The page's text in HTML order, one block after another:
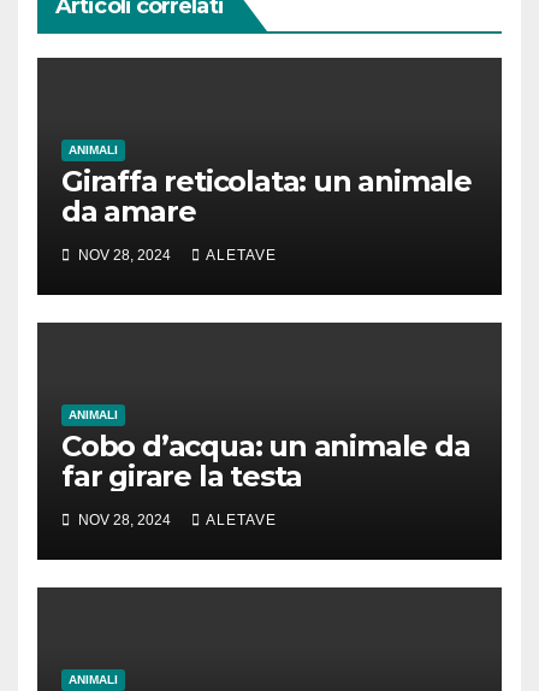
Articoli correlati
ANIMALI
Giraffa reticolata: un animale
da amare
NOV 28, 2024 ALETAVE
ANIMALI
Cobo d’acqua: un animale da
far girare la testa
NOV 28, 2024 ALETAVE
ANIMALI